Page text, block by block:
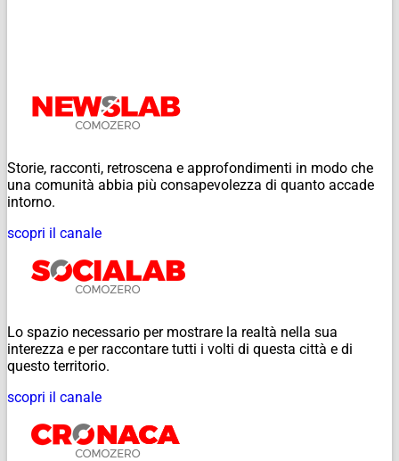
Storie, racconti, retroscena e approfondimenti in modo che
una comunità abbia più consapevolezza di quanto accade
intorno.
scopri il canale
Lo spazio necessario per mostrare la realtà nella sua
interezza e per raccontare tutti i volti di questa città e di
questo territorio.
scopri il canale